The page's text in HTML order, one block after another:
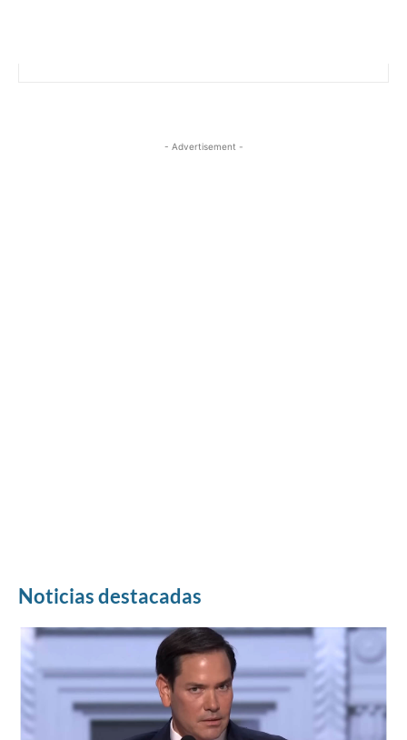
- Advertisement -
Noticias destacadas